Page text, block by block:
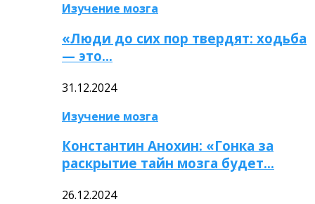
Изучение мозга
«Люди до сих пор твердят: ходьба
— это…
31.12.2024
Изучение мозга
Константин Анохин: «Гонка за
раскрытие тайн мозга будет…
26.12.2024